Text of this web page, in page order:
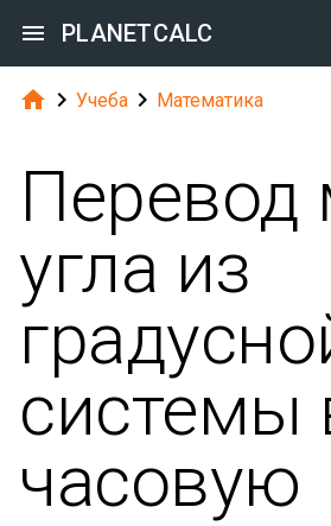
 PLANETCALC
  Учеба  Математика
Перевод
угла из
системы
часовую